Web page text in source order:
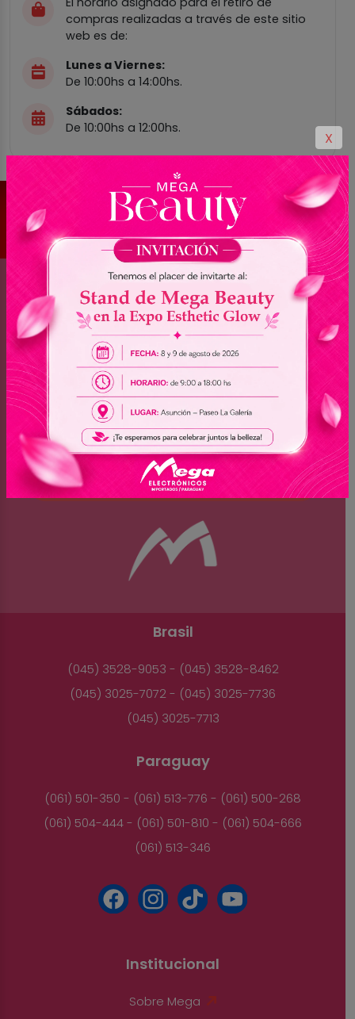
X
compras realizadas a través de este sitio
web es de:
Lunes a Viernes:
De 10:00hs a 14:00hs.
Sábados:
De 10:00hs a 12:00hs.
¡Suscríbete a nuestra Newsletter!
Mantente al tanto de nuestras novedades,
promociones exclusivas y mucho más.
Brasil
(045) 3528-9053 - (045) 3528-8462
(045) 3025-7072 - (045) 3025-7736
(045) 3025-7713
Paraguay
(061) 501-350 - (061) 513-776 - (061) 500-268
(061) 504-444 - (061) 501-810 - (061) 504-666
(061) 513-346
Institucional
Sobre Mega